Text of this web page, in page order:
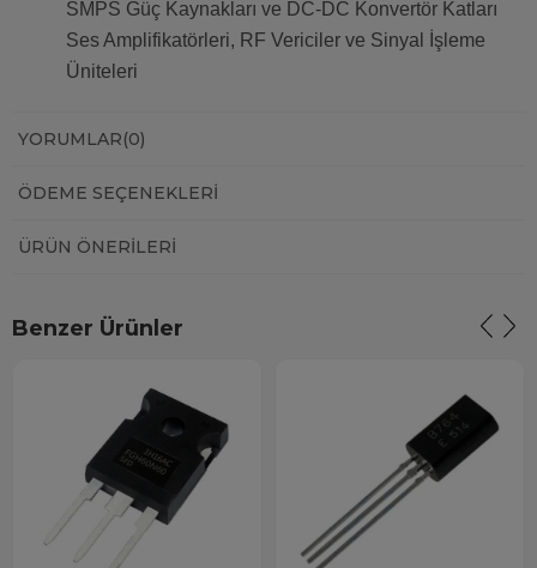
SMPS Güç Kaynakları ve DC-DC Konvertör Katları
Ses Amplifikatörleri, RF Vericiler ve Sinyal İşleme
Üniteleri
YORUMLAR(0)
ÖDEME SEÇENEKLERI
ÜRÜN ÖNERILERI
Benzer Ürünler